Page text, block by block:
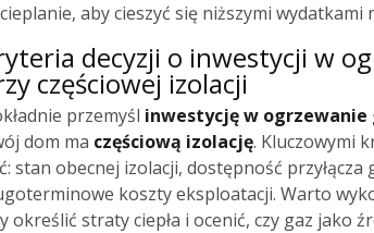
aby cieszyć się niższymi wydatkami
decyzji o inwestycji w
częściowej izolacji
przemyśl inwestycję w ogrzewanie
dom ma częściową izolację. Kluczowymi
stan obecnej izolacji, dostępność przyłącza
koszty eksploatacji. Warto
określić straty ciepła i ocenić, czy gaz jako